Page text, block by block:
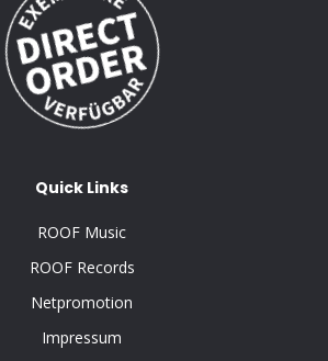
Quick Links
ROOF Music
ROOF Records
Netpromotion
Impressum